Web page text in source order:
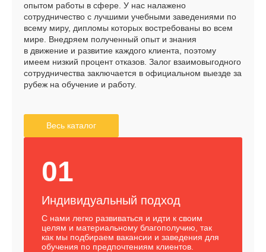
опытом работы в сфере. У нас налажено
сотрудничество с лучшими учебными заведениями по
всему миру, дипломы которых востребованы во всем
мире. Внедряем полученный опыт и знания
в движение и развитие каждого клиента, поэтому
имеем низкий процент отказов. Залог взаимовыгодного
сотрудничества заключается в официальном выезде за
рубеж на обучение и работу.
Весь каталог
01
Индивидуальный подход
С нами легко развиваться и идти к своим
целям и материальному благополучию, так
как мы подбираем вакансии и заведения для
обучения по предпочтениям клиентов.